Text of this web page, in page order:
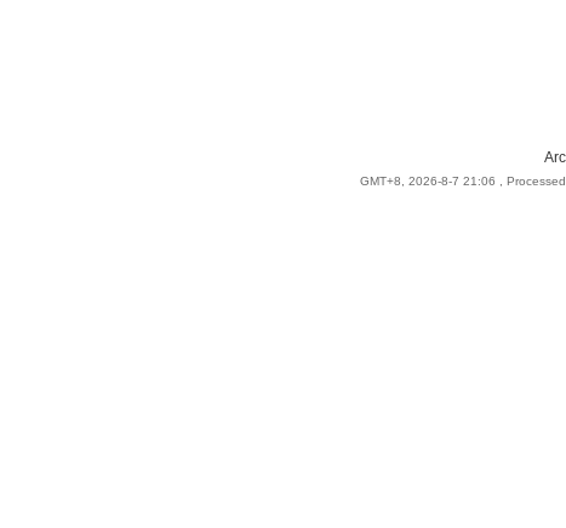
GMT+8, 2026-8-7 21:06 ,